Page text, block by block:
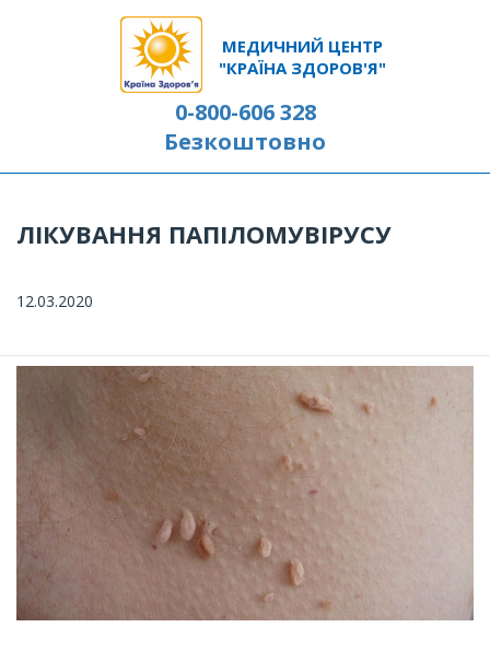
МЕДИЧНИЙ ЦЕНТР
"КРАЇНА ЗДОРОВ'Я"
0-800-606 328
Безкоштовно
ЛІКУВАННЯ ПАПІЛОМУВІРУСУ
12.03.2020